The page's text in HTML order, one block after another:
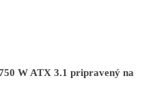
W ATX 3.1 pripravený na